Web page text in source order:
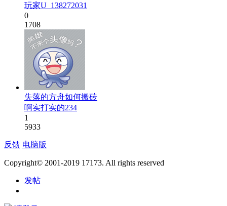
玩家U_138272031
0
1708
失落的方舟如何搬砖
啊实打实的234
1
5933
反馈 电脑版
Copyright© 2001-2019 17173. All rights reserved
发帖